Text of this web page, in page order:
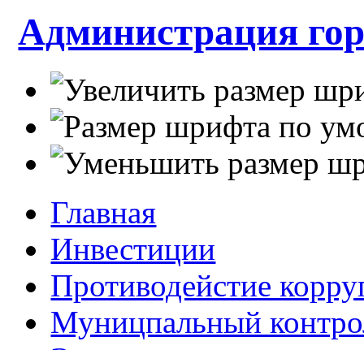
Администрация
Главная
Инвестиции
Противодейстие
Муницпальный